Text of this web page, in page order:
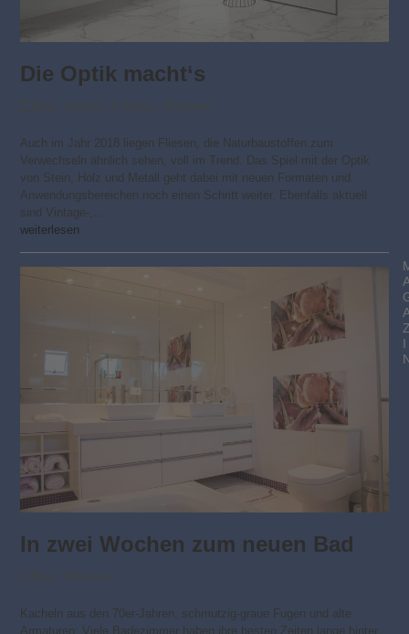
Die Optik macht‘s
Auch im Jahr 2018 liegen Fliesen, die Naturbaustoffen zum
Verwechseln ähnlich sehen, voll im Trend. Das Spiel mit der Optik
von Stein, Holz und Metall geht dabei mit neuen Formaten und
Anwendungsbereichen noch einen Schritt weiter. Ebenfalls aktuell
sind Vintage-,…
weiterlesen
In zwei Wochen zum neuen Bad
Kacheln aus den 70er-Jahren, schmutzig-graue Fugen und alte
Armaturen: Viele Badezimmer haben ihre besten Zeiten lange hinter
I